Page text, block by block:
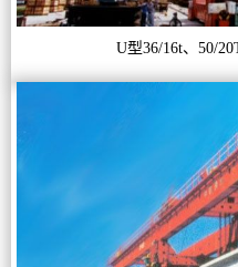
U型36/16t、50/